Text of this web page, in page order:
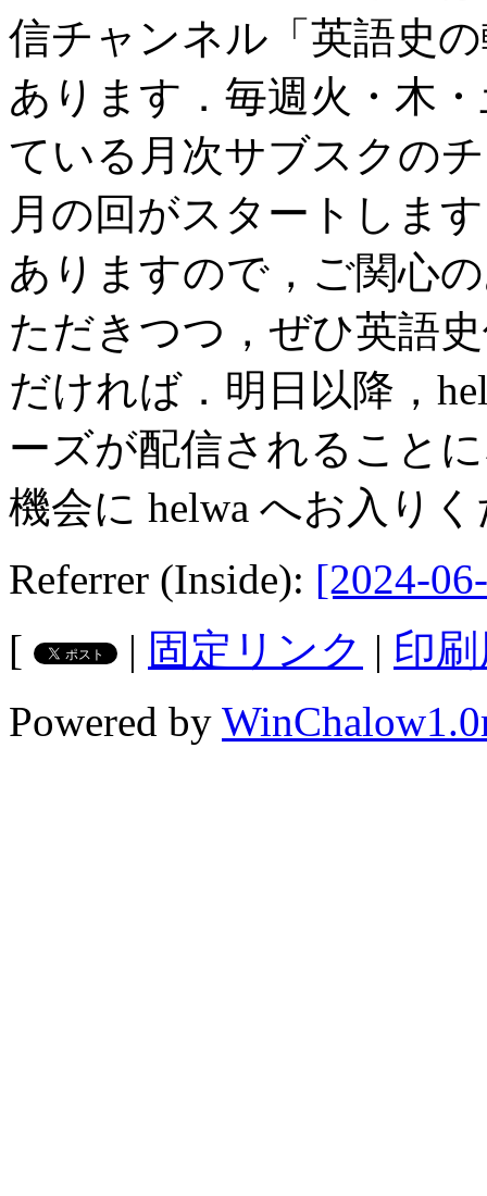
信チャンネル「英語史
あります．毎週火・木
ている月次サブスクの
月の回がスタートしま
ありますので，ご関心
ただきつつ，ぜひ英語
だければ．明日以降，
ーズが配信されること
機会に helwa へお入り
Referrer (Inside): [2024-
[
| 固定リンク | 印
Powered by